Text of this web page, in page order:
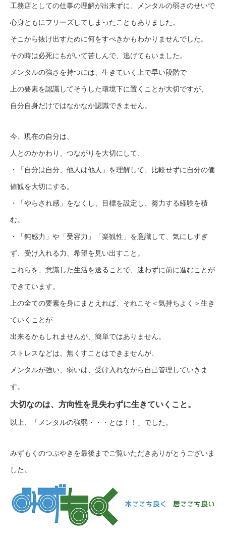
工務店としての仕事の理解が出来ずに、メンタルの弱さのせいで
心身ともにフリーズしてしまったこともありました。
そこから抜け出すために何をすべきかもわかりませんでした。
その時は必死にもがいて苦しんで、逃げてもいました。
メンタルの強さを持つには、生きていく上で早い段階で
上の要素を認識してそうした環境下に置くことが大切ですが、
自分自身だけではなかなか認識できません。
今、現在の自分は、
人とのかかわり、つながりを大切にして、
・「自分は自分、他人は他人」を理解して、比較せずに自分の価
値観を大切にする。
・「やらされ感」をなくし、目標を設定し、努力する経験を積
む。
・「鈍感力」や「受容力」「楽観性」を意識して、気にしすぎ
ず、受け入れる力、希望を見い出すこと。
これらを、意識した生活を送ることで、迷わずに前に進むことが
できています。
上の全ての要素を身にまとえれば、それこそ＜気持ちよく＞生き
ていくことが
出来るかもしれませんが、簡単ではありません。
ストレスなどは、無くすことはできませんが、
メンタルが強い、弱いは、受け入れながら自己管理していきま
す。
大切なのは、方向性を見失わずに生きていくこと。
以上、「メンタルの強弱・・・とは！！」でした。
みずもくのつぶやきを最後までご覧いただきありがとうございま
した。